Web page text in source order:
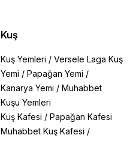
Kuş
Kuş Yemleri / Versele Laga Kuş
Yemi / Papağan Yemi /
Kanarya Yemi / Muhabbet
Kuşu Yemleri
Kuş Kafesi / Papağan Kafesi
Muhabbet Kuş Kafesi /